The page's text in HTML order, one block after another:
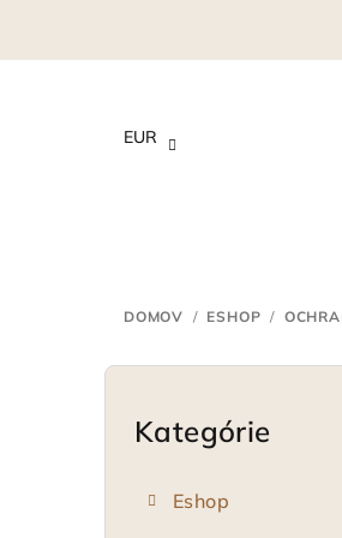
EUR
DOMOV / ESHOP /
B
Preskočiť
kategórie
Kategórie
Eshop